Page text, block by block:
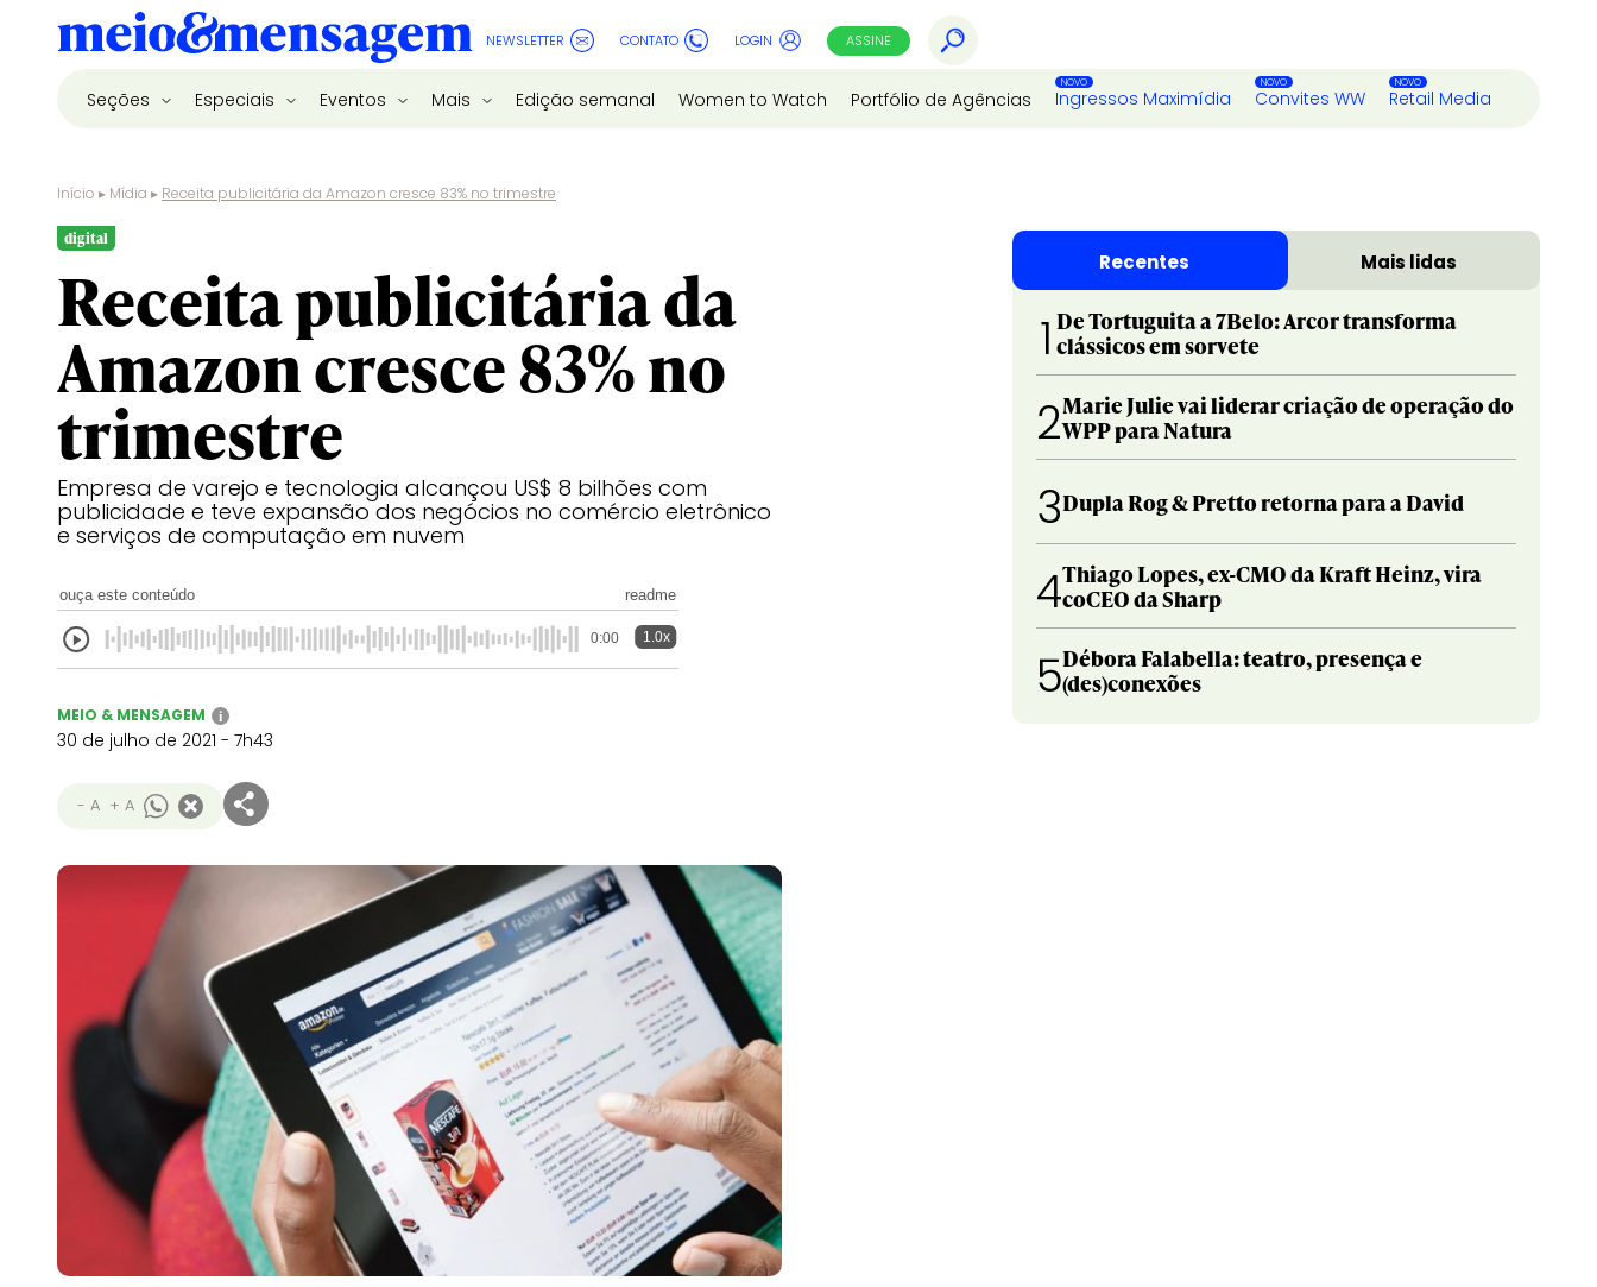
NEWSLETTER CONTATO LOGIN ASSINE
Seções Especiais Eventos Mais Edição semanal Women to Watch Portfólio de Agências Ingressos Maximídia Convites WW Retail Media
Início ▸ Mídia ▸ Receita publicitária da Amazon cresce 83% no trimestre
digital
Receita publicitária da
Amazon cresce 83% no
trimestre
Empresa de varejo e tecnologia alcançou US$ 8 bilhões com
publicidade e teve expansão dos negócios no comércio eletrônico
e serviços de computação em nuvem
ouça este conteúdo readme
0:00 1.0x
MEIO & MENSAGEM i
30 de julho de 2021 - 7h43
- A + A
Recentes Mais lidas
1 De Tortuguita a 7Belo: Arcor transforma
clássicos em sorvete
2Marie Julie vai liderar criação de operação do
WPP para Natura
3Dupla Rog & Pretto retorna para a David
4Thiago Lopes, ex-CMO da Kraft Heinz, vira
coCEO da Sharp
5Débora Falabella: teatro, presença e
(des)conexões